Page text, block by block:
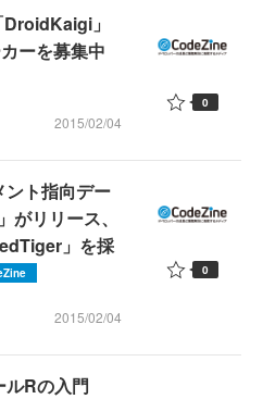
」
ーを募集中
2015/02/04
0
ント指向デー
リリース、
」を採
2015/02/04
0
ルRの入門